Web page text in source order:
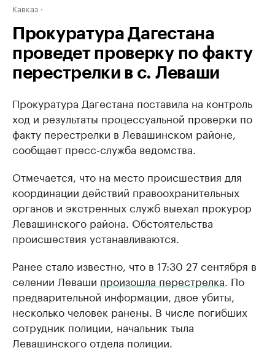
Кавказ
Прокуратура Дагестана
проведет проверку по факту
перестрелки в с. Леваши
Прокуратура Дагестана поставила на контроль
ход и результаты процессуальной проверки по
факту перестрелки в Левашинском районе,
сообщает пресс-служба ведомства.
Отмечается, что на место происшествия для
координации действий правоохранительных
органов и экстренных служб выехал прокурор
Левашинского района. Обстоятельства
происшествия устанавливаются.
Ранее стало известно, что в 17:30 27 сентября в
селении Леваши произошла перестрелка . По
предварительной информации, двое убиты,
несколько человек ранены. В числе погибших
сотрудник полиции, начальник тыла
Левашинского отдела полиции.